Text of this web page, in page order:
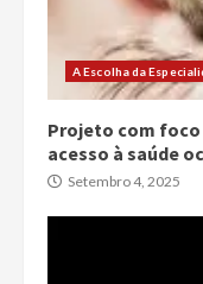
A Escolha da
Projeto com foco
acesso à saúde
Setembro 4, 2025